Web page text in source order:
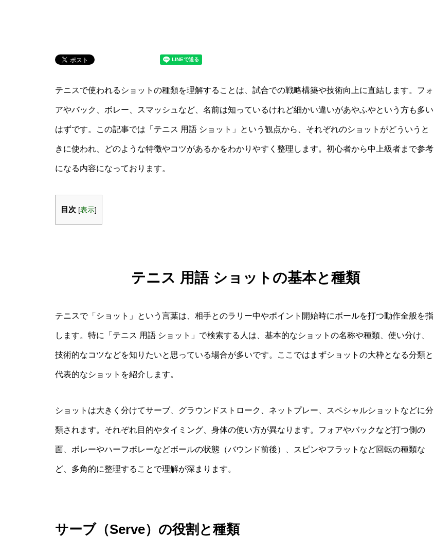
テニスで使われるショットの種類を理解することは、試合での戦略構築や技術向上に直結します。フォ
アやバック、ボレー、スマッシュなど、名前は知っているけれど細かい違いがあやふやという方も多い
はずです。この記事では「テニス 用語 ショット」という観点から、それぞれのショットがどういうと
きに使われ、どのような特徴やコツがあるかをわかりやすく整理します。初心者から中上級者まで参考
になる内容になっております。
目次 [表示]
テニス 用語 ショットの基本と種類
テニスで「ショット」という言葉は、相手とのラリー中やポイント開始時にボールを打つ動作全般を指
します。特に「テニス 用語 ショット」で検索する人は、基本的なショットの名称や種類、使い分け、
技術的なコツなどを知りたいと思っている場合が多いです。ここではまずショットの大枠となる分類と
代表的なショットを紹介します。
ショットは大きく分けてサーブ、グラウンドストローク、ネットプレー、スペシャルショットなどに分
類されます。それぞれ目的やタイミング、身体の使い方が異なります。フォアやバックなど打つ側の
面、ボレーやハーフボレーなどボールの状態（バウンド前後）、スピンやフラットなど回転の種類な
ど、多角的に整理することで理解が深まります。
サーブ（Serve）の役割と種類